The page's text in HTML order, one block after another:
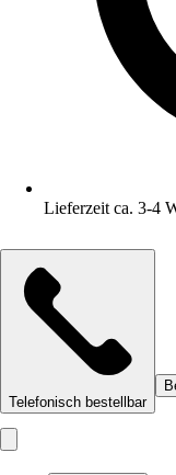
Lieferzeit ca. 3-4
Telefonisch bestellbar